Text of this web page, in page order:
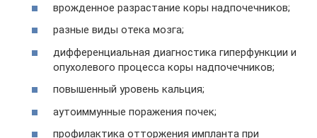
врожденное разрастание коры надпочечников;
разные виды отека мозга;
дифференциальная диагностика гиперфункции и
опухолевого процесса коры надпочечников;
повышенный уровень кальция;
аутоиммунные поражения почек;
профилактика отторжения импланта при